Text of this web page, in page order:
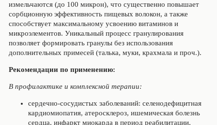
измельчаются (до 100 микрон), что существенно повышает
сорбционную эффективность пищевых волокон, а также
способствует максимальному усвоению витаминов и
микроэлементов. Уникальный процесс гранулирования
позволяет формировать гранулы без использования
дополнительных примесей (талька, муки, крахмала и проч.).
Рекомендации по применению:
В профилактике и комплексной терапии:
сердечно-сосудистых заболеваний: селенодефицитная
кардиомиопатия, атеросклероз, ишемическая болезнь
сердца, инфаркт миокарда в период реабилитации,